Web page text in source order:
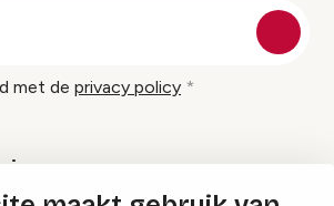
met de privacy policy